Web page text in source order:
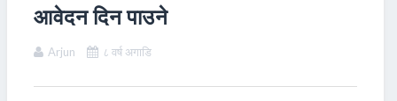
आवेदन दिन पाउने
Arjun ८ वर्ष अगाडि